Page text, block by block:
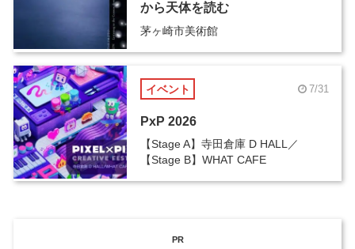
から天体を読む
茅ヶ崎市美術館
イベント 7/31
PxP 2026
【Stage A】寺田倉庫 D HALL／
【Stage B】WHAT CAFE
PR